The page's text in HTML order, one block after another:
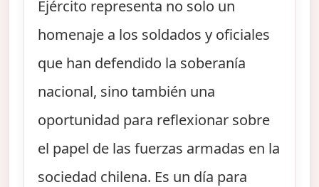
Ejército representa no solo un
homenaje a los soldados y oficiales
que han defendido la soberanía
nacional, sino también una
oportunidad para reflexionar sobre
el papel de las fuerzas armadas en la
sociedad chilena. Es un día para